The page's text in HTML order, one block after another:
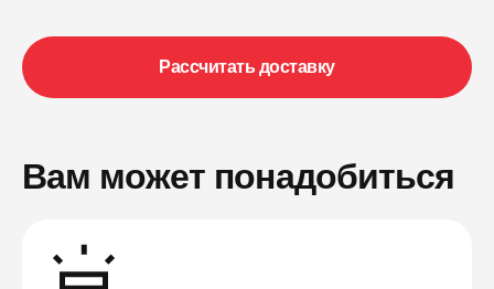
Рассчитать доставку
Вам может понадобиться